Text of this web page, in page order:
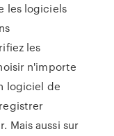
les logiciels
les
n'importe
logiciel de
Mais aussi sur